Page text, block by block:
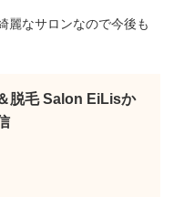
麗なサロンなので今後も
脱毛 Salon EiLisか